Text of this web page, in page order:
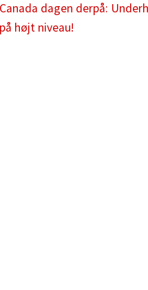
Canada dagen derpå:
på højt niveau!